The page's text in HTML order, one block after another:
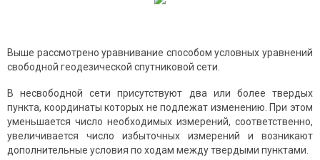
Выше рассмотрено уравнивание способом условных уравнений
свободной геодезической спутниковой сети.
В несвободной сети присутствуют два или более твердых
пункта, координаты которых не подлежат изменению. При этом
уменьшается число необходимых измерений, соответственно,
увеличивается число избыточных измерений и возникают
дополнительные условия по ходам между твердыми пунктами.